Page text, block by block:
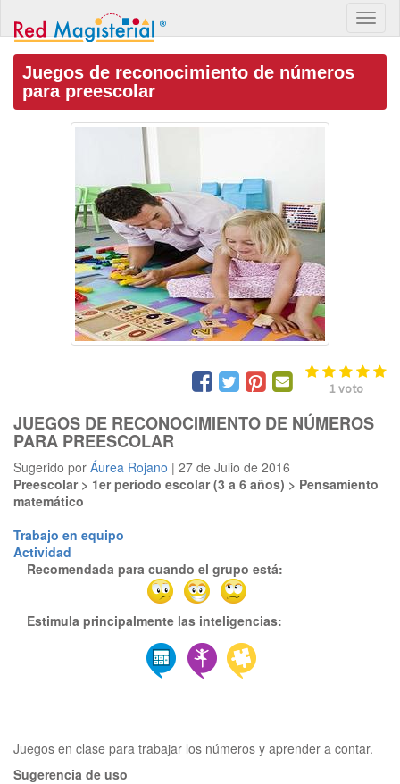
Juegos de reconocimiento de números
para preescolar
1voto
JUEGOS DE RECONOCIMIENTO DE NÚMEROS
PARA PREESCOLAR
Sugerido por Áurea Rojano | 27 de Julio de 2016
Preescolar > 1er período escolar (3 a 6 años) > Pensamiento
matemático
Trabajo en equipo
Actividad
Recomendada para cuando el grupo está:
Estimula principalmente las inteligencias:
Sugerencia de uso